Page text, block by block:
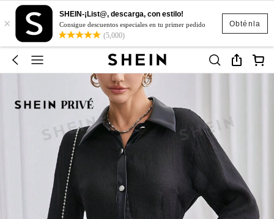
Obténla
×
SHEIN-¡List@, descarga, con estilo!
Consigue descuentos especiales en tu primer pedido
(5,000)